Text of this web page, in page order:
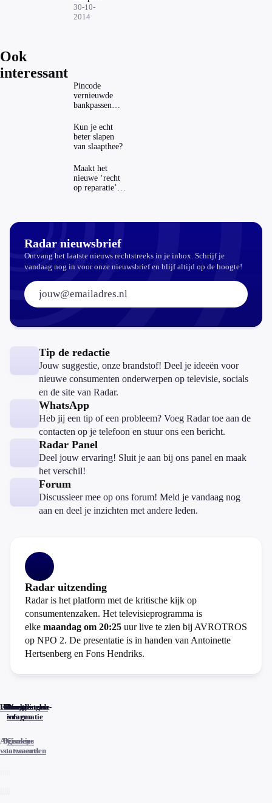
die
kanker
30-10-
2014
Ook
interessant
Pincode
vernieuwde
bankpassen
ING-app: is dat
wel veilig?
Kun je echt
beter slapen
van slaapthee?
Maakt het
nieuwe ‘recht
op reparatie’
Radar nieuwsbrief
Ontvang het laatste nieuws rechtstreeks in je inbox. Schrijf je
vandaag nog in voor onze nieuwsbrief en blijf altijd op de hoogte!
E-mailadres:
Tip de redactie
Jouw suggestie, onze brandstof! Deel je ideeën voor
nieuwe consumenten onderwerpen op televisie, socials
en de site van Radar.
WhatsApp
Heb jij een tip of een probleem? Voeg Radar toe aan de
contacten op je telefoon en stuur ons een bericht.
Radar Panel
Deel jouw ervaring! Sluit je aan bij ons panel en maak
het verschil!
Forum
Discussieer mee op ons forum! Meld je vandaag nog
aan en deel je inzichten met andere leden.
Radar uitzending
Radar is het platform met de kritische kijk op
consumentenzaken. Het televisieprogramma is
elke maandag om 20:25 uur live te zien bij AVROTROS
op NPO 2. De presentatie is in handen van Antoinette
Hertsenberg en Fons Hendriks.
Home
Actueel
Uitzendingen
Reacties
Programma-
informatie
Veelgestelde
vragen
Algemene
voorwaarden
Privacy
statements
Cookies